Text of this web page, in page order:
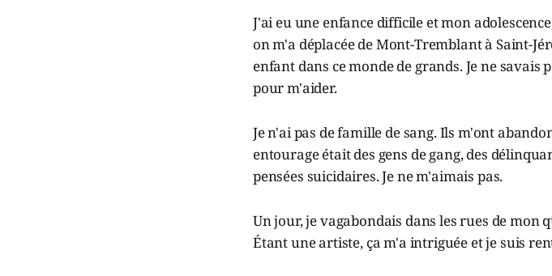
J'ai eu une enfance difficile et mon
on m'a déplacée de Mont-Tremblant à Saint-
enfant dans ce monde de grands. Je ne
pour m'aider.
Je n'ai pas de famille de sang. Ils m'ont
entourage était des gens de gang, des
pensées suicidaires. Je ne m'aimais pas.
Un jour, je vagabondais dans les rues de
Étant une artiste, ça m'a intriguée et je suis